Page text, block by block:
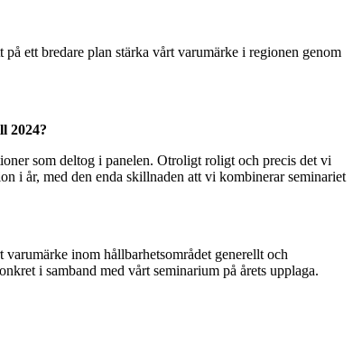
ett bredare plan stärka vårt varumärke i regionen genom
2024?
som deltog i panelen. Otroligt roligt och precis det vi
i år, med den enda skillnaden att vi kombinerar seminariet
inom hållbarhetsområdet generellt och
i samband med vårt seminarium på årets upplaga.